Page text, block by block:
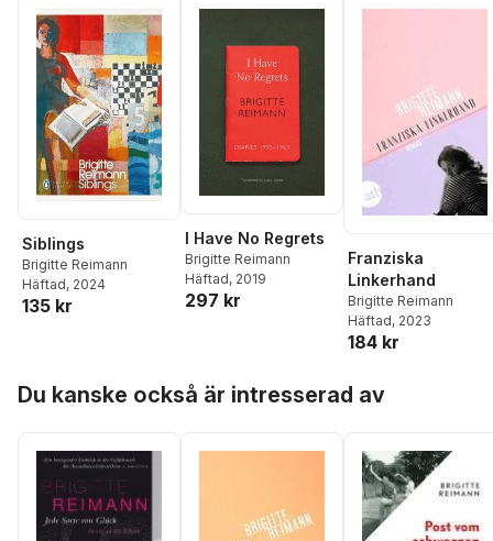
Siblings
Brigitte Reimann
Häftad, 2024
135 kr
I Have No Regrets
Brigitte Reimann
Häftad, 2019
297 kr
Franziska
Linkerhand
Brigitte Reimann
Häftad, 2023
184 kr
Du kanske också är intresserad av